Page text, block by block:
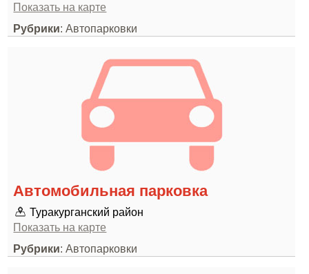
Показать на карте
Рубрики: Автопарковки
Автомобильная парковка
Туракурганский район
Показать на карте
Рубрики: Автопарковки